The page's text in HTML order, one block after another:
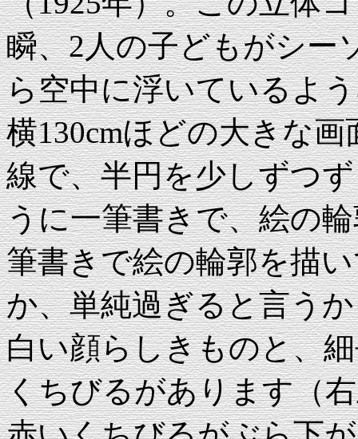
瞬、2人の子どもがシー
ら空中に浮いているよ
横130cmほどの大きな
線で、半円を少しずつ
うに一筆書きで、絵の
筆書きで絵の輪郭を描
か、単純過ぎると言う
白い顔らしきものと、
くちびるがあります（